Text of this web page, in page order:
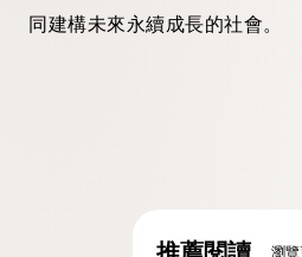
同建構未來永續成長的社會。
瀏覽